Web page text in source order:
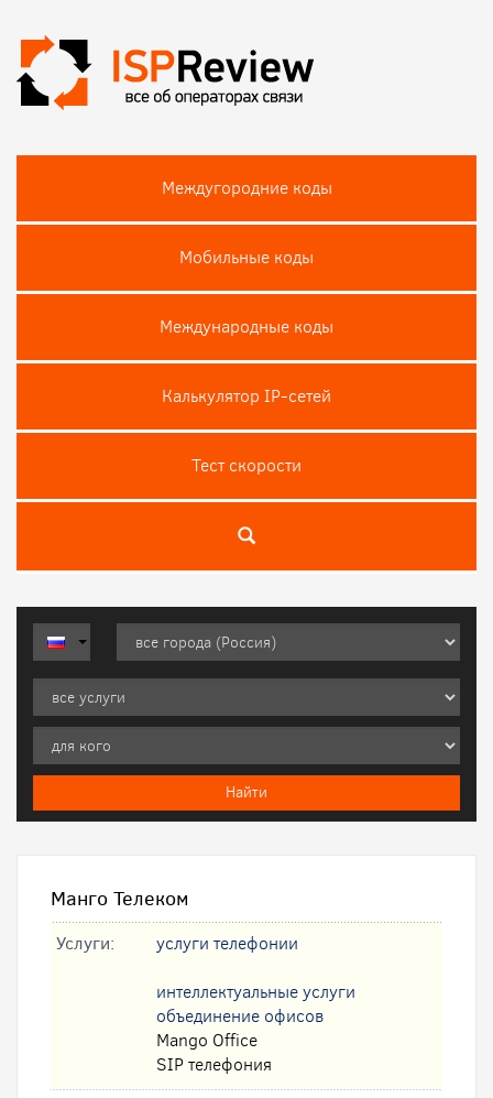
Междугородние коды
Мобильные коды
Международные коды
Калькулятор IP-сетей
Тест скороcти
Манго Телеком
Услуги: услуги телефонии
интеллектуальные услуги
oбъединение офисов
Mango Office
SIP телефония